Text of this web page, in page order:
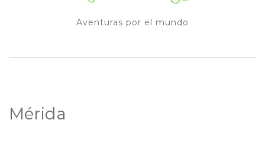
Aventuras por el mundo
Mérida